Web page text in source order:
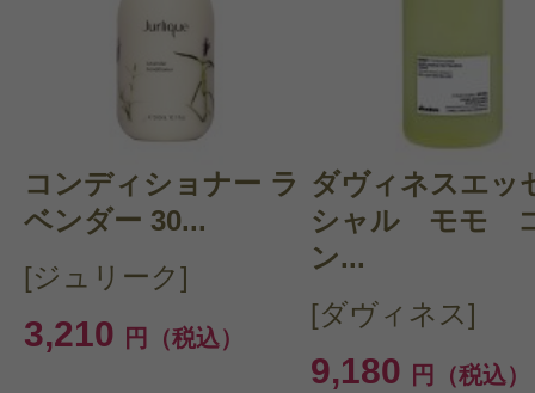
コンディショナー ラ
ベンダー 30...
[ジュリーク]
3,210 円（税込）
ダヴィネスエッ
シャル モモ
ン...
[ダヴィネス]
9,180 円（税込）